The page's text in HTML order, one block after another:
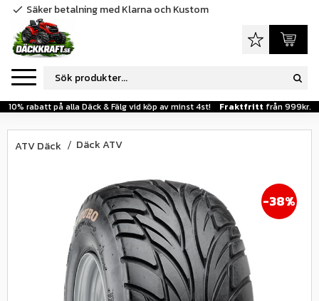
Meny
10% rabatt på alla Däck & Fälg vid köp av minst 4st! Fraktfritt från 999kr.
check Säker betalning med Klarna och Kustom
Favoriter
ATV Däck Däck ATV
38%